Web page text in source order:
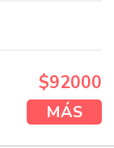
$92000
MÁS